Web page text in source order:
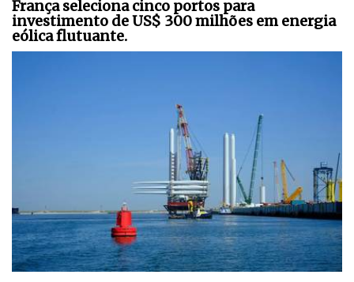
França seleciona cinco portos para
investimento de US$ 300 milhões em energia
eólica flutuante.